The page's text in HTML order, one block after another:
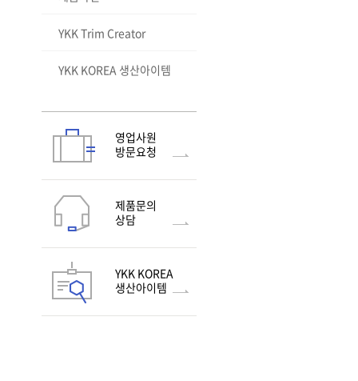
ZIPPER & SLIDER
메탈지퍼 TEETH의 종류
기본슬라이더 종류
TYPES AND STYLES
TEST METHODS
PLASTIC PARTS
ATTACHING MACHINE
RC CHAIN(가방용)
YKK Trim Creator
YKK KOREA 생산아이템
영업사원
방문요청
제품문의
상담
YKK KOREA
생산아이템